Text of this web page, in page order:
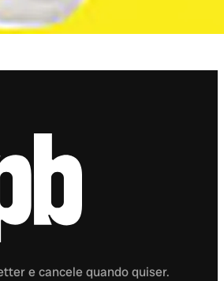
e cancele quando quiser.